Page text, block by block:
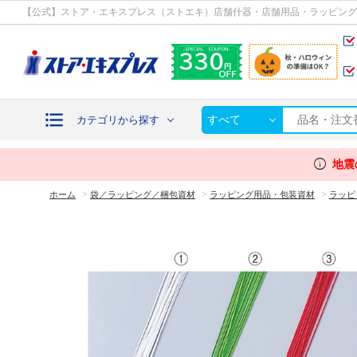
【公式】ストア・エキスプレス（ストエキ）店舗什器・店舗用品・ラッピン
カテゴリから探す すべて
info 地
ホーム > 袋／ラッピング／梱包資材 > ラッピング用品・包装資材 > ラッ